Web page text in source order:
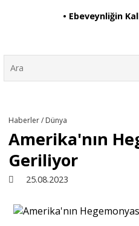
• Ebeveynliğin
Haberler / Dünya
Amerika'nın
Geriliyor
25.08.2023